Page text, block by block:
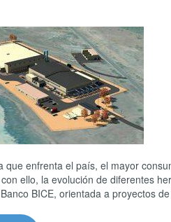
que enfrenta el país, el mayor
ello, la evolución de diferentes
BICE, orientada a proyectos